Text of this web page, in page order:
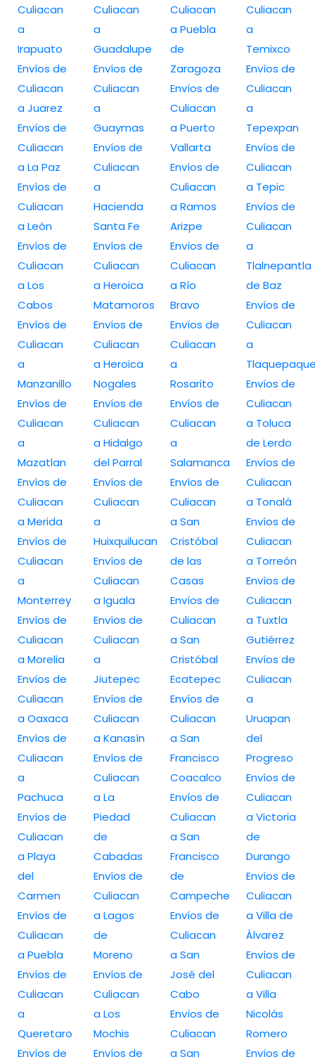
Culiacan
a
Irapuato
Envíos de
Culiacan
a Juarez
Envíos de
Culiacan
a La Paz
Envíos de
Culiacan
a León
Envíos de
Culiacan
a Los
Cabos
Envíos de
Culiacan
a
Manzanillo
Envíos de
Culiacan
a
Mazatlan
Envíos de
Culiacan
a Merida
Envíos de
Culiacan
a
Monterrey
Envíos de
Culiacan
a Morelia
Envíos de
Culiacan
a Oaxaca
Envíos de
Culiacan
a
Pachuca
Envíos de
Culiacan
a Playa
del
Carmen
Envíos de
Culiacan
a Puebla
Envíos de
Culiacan
a
Queretaro
Envíos de
Culiacan
a
Guadalupe
Envíos de
Culiacan
a
Guaymas
Envíos de
Culiacan
a
Hacienda
Santa Fe
Envíos de
Culiacan
a Heroica
Matamoros
Envíos de
Culiacan
a Heroica
Nogales
Envíos de
Culiacan
a Hidalgo
del Parral
Envíos de
Culiacan
a
Huixquilucan
Envíos de
Culiacan
a Iguala
Envíos de
Culiacan
a
Jiutepec
Envíos de
Culiacan
a Kanasín
Envíos de
Culiacan
a La
Piedad
de
Cabadas
Envíos de
Culiacan
a Lagos
de
Moreno
Envíos de
Culiacan
a Los
Mochis
Envíos de
Culiacan
a Puebla
de
Zaragoza
Envíos de
Culiacan
a Puerto
Vallarta
Envíos de
Culiacan
a Ramos
Arizpe
Envíos de
Culiacan
a Río
Bravo
Envíos de
Culiacan
a
Rosarito
Envíos de
Culiacan
a
Salamanca
Envíos de
Culiacan
a San
Cristóbal
de las
Casas
Envíos de
Culiacan
a San
Cristóbal
Ecatepec
Envíos de
Culiacan
a San
Francisco
Coacalco
Envíos de
Culiacan
a San
Francisco
de
Campeche
Envíos de
Culiacan
a San
José del
Cabo
Envíos de
Culiacan
a San
Culiacan
a
Temixco
Envíos de
Culiacan
a
Tepexpan
Envíos de
Culiacan
a Tepic
Envíos de
Culiacan
a
Tlalnepantla
de Baz
Envíos de
Culiacan
a
Envíos de
Culiacan
a Toluca
de Lerdo
Envíos de
Culiacan
a Tonalá
Envíos de
Culiacan
a Torreón
Envíos de
Culiacan
a Tuxtla
Gutiérrez
Envíos de
Culiacan
a
Uruapan
del
Progreso
Envíos de
Culiacan
a Victoria
de
Durango
Envíos de
Culiacan
a Villa de
Álvarez
Envíos de
Culiacan
a Villa
Nicolás
Romero
Envíos de